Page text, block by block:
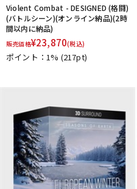
Violent Combat - DESIGNED (格闘)
(バトルシーン)(オンライン納品)(2時
間以内に納品)
販売価格¥23,870(税込)
ポイント：1% (217pt)